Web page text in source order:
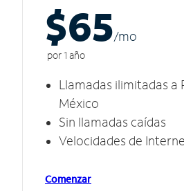
$65/mo
por 1 año
Llamadas ilimitadas a
México
Sin llamadas caídas
Velocidades de
Comenzar